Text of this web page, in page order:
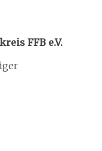
FFB e.V.